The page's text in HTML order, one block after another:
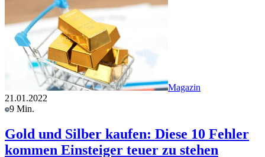
Magazin
21.01.2022
9 Min.
Gold und Silber kaufen: Diese 10 Fehler
kommen Einsteiger teuer zu stehen